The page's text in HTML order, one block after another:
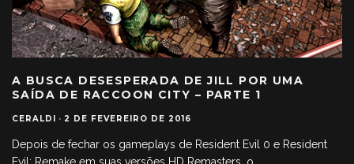
A BUSCA DESESPERADA DE JILL POR UMA
SAÍDA DE RACCOON CITY – PARTE 1
CERALDI · 2 DE FEVEREIRO DE 2016
Depois de fechar os gameplays de Resident Evil 0 e Resident